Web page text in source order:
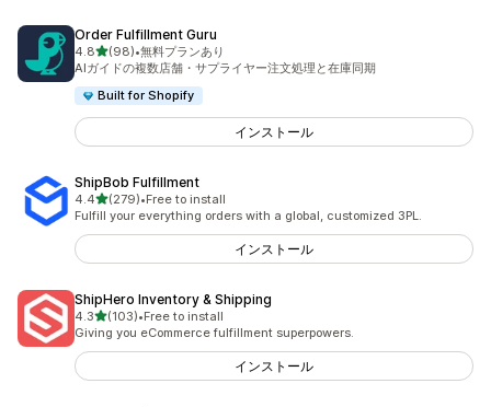
Order Fulfillment Guru
4.85つ星中
(98)
合計レビュー数：98件
•無料プランあり
AIガイドの複数店舗・サプライヤー注文処理と在庫同期
Built for Shopify
インストール
ShipBob Fulfillment
4.45つ星中
(279)
合計レビュー数：279件
•Free to install
Fulfill your everything orders with a global, customized 3PL.
インストール
ShipHero Inventory & Shipping
4.35つ星中
(103)
合計レビュー数：103件
•Free to install
Giving you eCommerce fulfillment superpowers.
インストール